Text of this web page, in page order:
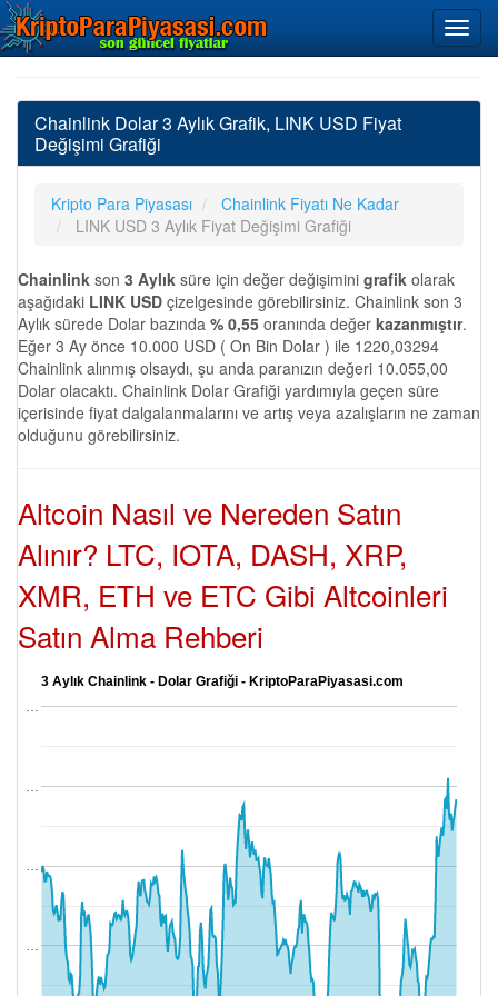
Chainlink Dolar 3 Aylık Grafik, LINK USD Fiyat
Değişimi Grafiği
Kripto Para Piyasası
Chainlink Fiyatı Ne Kadar
LINK USD 3 Aylık Fiyat Değişimi Grafiği
Chainlink son 3 Aylık süre için değer değişimini grafik olarak
aşağıdaki LINK USD çizelgesinde görebilirsiniz. Chainlink son 3
Aylık sürede Dolar bazında % 0,55 oranında değer kazanmıştır.
Eğer 3 Ay önce 10.000 USD ( On Bin Dolar ) ile 1220,03294
Chainlink alınmış olsaydı, şu anda paranızın değeri 10.055,00
Dolar olacaktı. Chainlink Dolar Grafiği yardımıyla geçen süre
içerisinde fiyat dalgalanmalarını ve artış veya azalışların ne zaman
olduğunu görebilirsiniz.
Altcoin Nasıl ve Nereden Satın
Alınır? LTC, IOTA, DASH, XRP,
XMR, ETH ve ETC Gibi Altcoinleri
Satın Alma Rehberi
3 Aylık Chainlink - Dolar Grafiği - KriptoParaPiyasasi.com
…
…